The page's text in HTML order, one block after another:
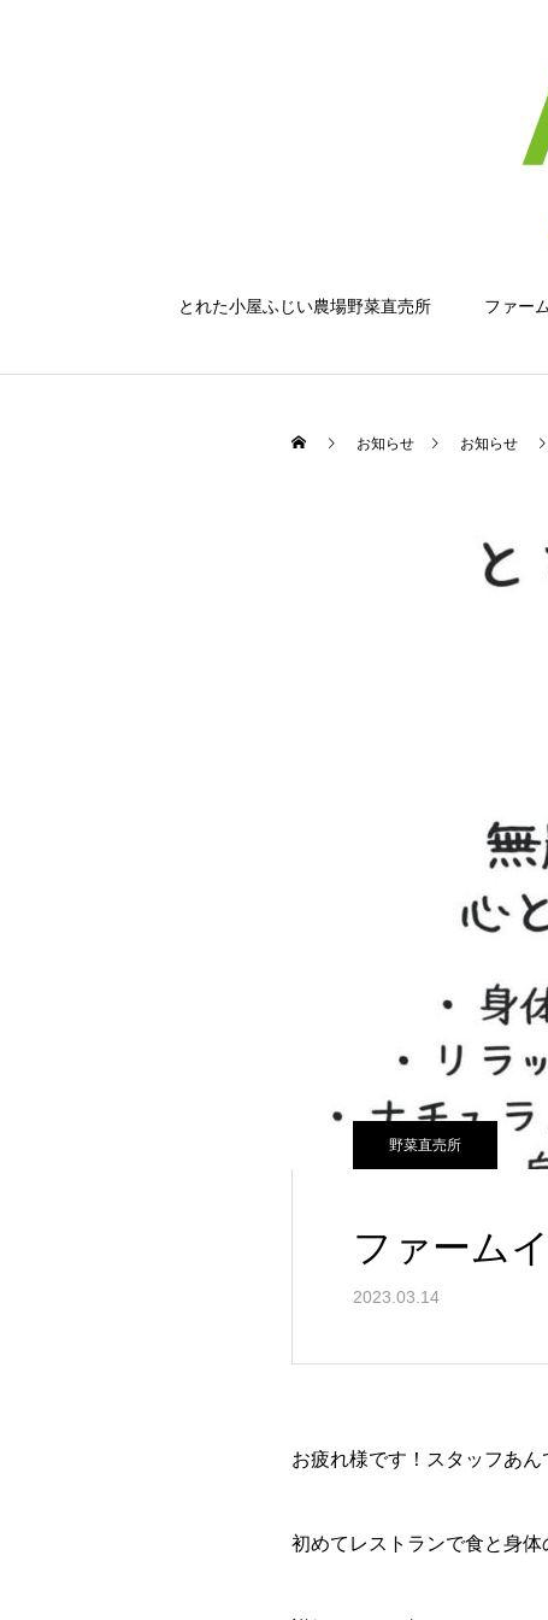
とれた小屋ふじい農場野菜直売所 ファー
お知らせ お知らせ
野菜直売所
ファーム
2023.03.14
お疲れ様です！スタッフあん
初めてレストランで食と身